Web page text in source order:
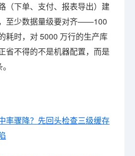
（下单、支付、报表导出）建
至少数据量级要对齐——100
耗时，对 5000 万行的生产库
省不得的不是机器配置，而是
率骤降？先回头检查三级缓存